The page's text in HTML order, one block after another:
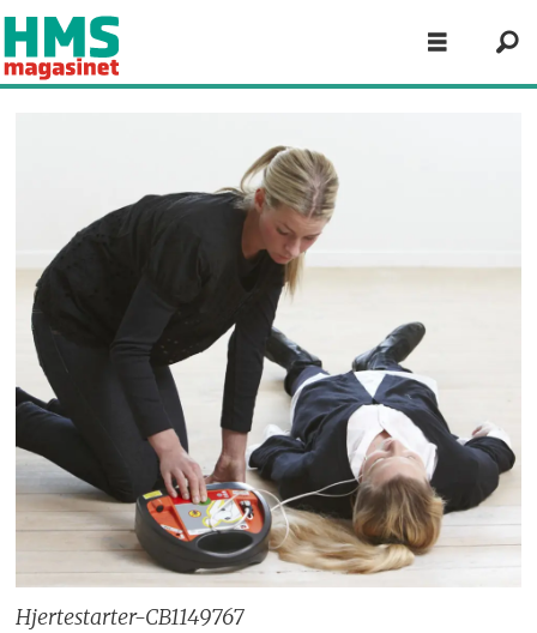
Hjertestarter-CB1149767